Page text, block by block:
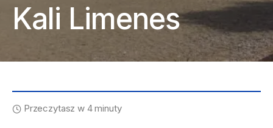
Kali Limenes
Przeczytasz w 4 minuty